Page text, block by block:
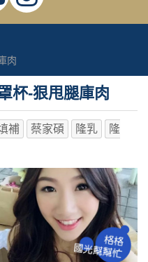
肉
杯-狠甩腿庫肉
補 蔡家碩 隆乳
隆